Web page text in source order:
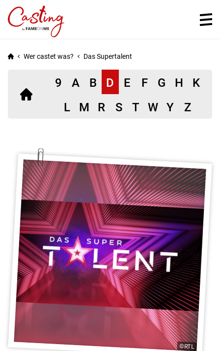
Wer castet was? Das Supertalent
Einträge
9 A B D E F G H
K
L
M R S T W Y Z
©RTL